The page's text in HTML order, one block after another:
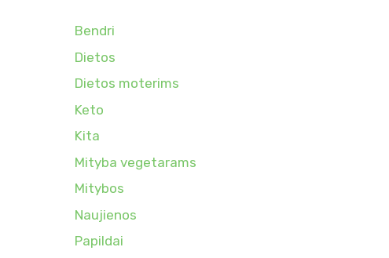
Bendri
Dietos
Dietos moterims
Keto
Kita
Mityba vegetarams
Mitybos
Naujienos
Papildai